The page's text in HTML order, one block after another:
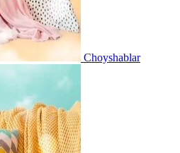
Choyshablar